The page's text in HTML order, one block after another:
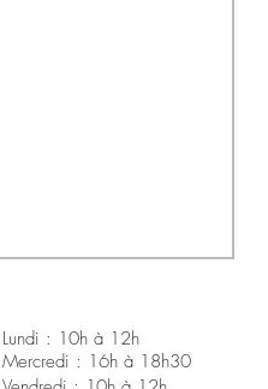
Lundi : 10h à 12h
Mercredi : 16h à 18h30